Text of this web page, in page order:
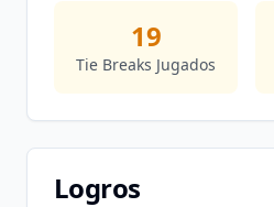
19
Tie Breaks Jugados
Logros